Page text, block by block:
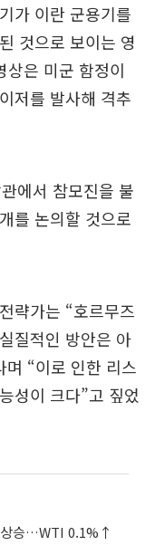
가 이란 군용기를
것으로 보이는 영
상은 미군 함정이
저를 발사해 격추
에서 참모진을 불
를 논의할 것으로
략가는 “호르무즈
질적인 방안은 아
“이로 인한 리스
성이 크다”고 짚었
상승…WTI 0.1%↑